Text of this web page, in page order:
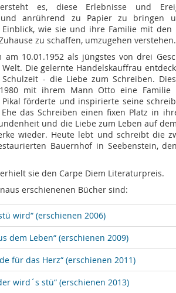
es, diese Erlebnisse und
und anrührend zu Papier zu bringen
wie sie und ihre Familie mit den
zu schaffen, umzugehen verstehen.
am 10.01.1952 als jüngstes von drei
Die gelernte Handelskauffrau
- die Liebe zum Schreiben.
mit ihrem Mann Otto eine Familie
Pikal förderte und inspirierte seine
das Schreiben einen fixen Platz in
und die Liebe zum Leben auf
wieder. Heute lebt und schreibt die
Bauernhof in Seebenstein,
sie den Carpe Diem Literaturpreis.
erschienenen Bücher sind:
wird“ (erschienen 2006)
dem Leben“ (erschienen 2009)
für das Herz“ (erschienen 2011)
wird´s stü“ (erschienen 2013)